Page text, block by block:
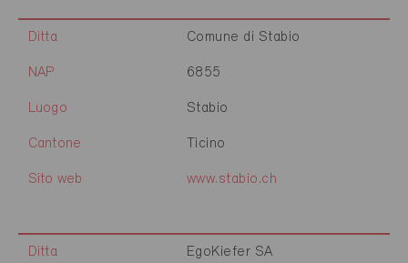
Ditta Comune di Stabio
NAP 6855
Luogo Stabio
Cantone Ticino
Sito web www.stabio.ch
Ditta EgoKiefer SA